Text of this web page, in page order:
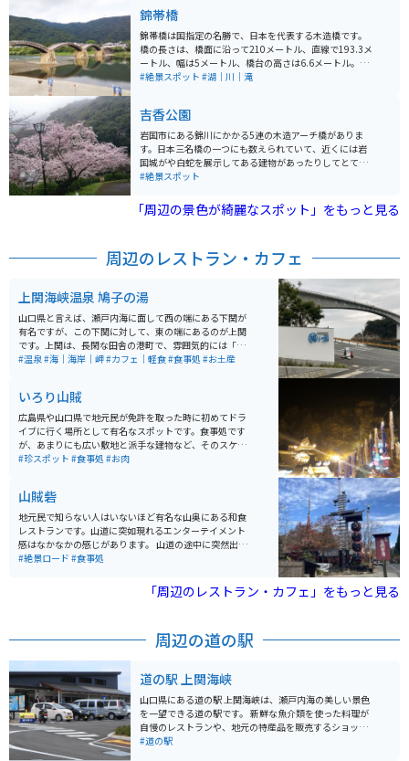
錦帯橋
錦帯橋は国指定の名勝で、日本を代表する木造橋です。
橋の長さは、橋面に沿って210メートル、直線で193.3メ
ートル、幅は5メートル、橋台の高さは6.6メートル。巻
きガネとカスガイを使った「木組みの技法」で造られて
#絶景スポット #湖｜川｜滝
吉香公園
岩国市にある錦川にかかる5連の木造アーチ橋がありま
す。日本三名橋の一つにも数えられていて、近くには岩
国城がや白蛇を展示してある建物があったりしてとても
歴史を感じられる場所です。 春には桜が満開になり桜を
す。たくさんの車が止められる駐車場が整備してあり、
近くまで車で行くことができます。年中楽しめる場所な
#絶景スポット
「周辺の景色が綺麗なスポット」をもっと見る
周辺のレストラン・カフェ
上関海峡温泉 鳩子の湯
山口県と言えば、瀬戸内海に面して西の端にある下関が
有名ですが、この下関に対して、東の端にあるのが上関
です。上関は、長閑な田舎の港町で、雰囲気的には「崖
の上のポニョ」を彷彿させます。 この長閑な港町にあ
る風景は最高です。ここまで間近に船が見える露天風呂
はなかなかありません。お食事処や土産物店も施設内に
あり、ゆったりとした時間を過ごせます。
#温泉#海｜海岸｜岬#カフェ｜軽食#食事処 #お土産
いろり山賊
広島県や山口県で地元民が免許を取った時に初めてドラ
イブに行く場所として有名なスポットです。食事処です
が、あまりにも広い敷地と派手な建物など、そのスケー
ルに初めて行った人は驚きます。大きな鶏のモモを焼い
#珍スポット #食事処 #お肉
山賊砦
地元民で知らない人はいないほど有名な山奥にある和食
レストランです。山道に突如現れるエンターテイメント
感はなかなかの感じがあります。 山道の途中に突然出現
するので、知らずに出会ったらなかなかのビックリしま
も色々あり、色だけでなくエンタメとしても面白いで
#絶景ロード #食事処
「周辺のレストラン・カフェ」をもっと見る
周辺の道の駅
道の駅 上関海峡
山口県にある道の駅 上関海峡は、瀬戸内海の美しい景色
を一望できる道の駅です。 新鮮な魚介類を使った料理が
自慢のレストランや、地元の特産品を販売するショップ
などがあり、観光客に人気です。特に、瀬戸内海でとれ
#道の駅